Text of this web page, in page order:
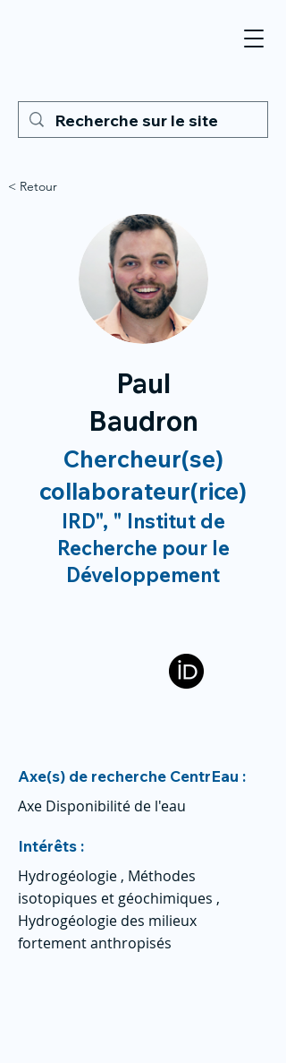
< Retour
Paul
Baudron
Chercheur(se)
collaborateur(rice)
IRD", " Institut de
Recherche pour le
Développement
Axe(s) de recherche CentrEau :
Axe Disponibilité de l'eau
Intérêts :
Hydrogéologie , Méthodes
isotopiques et géochimiques ,
Hydrogéologie des milieux
fortement anthropisés